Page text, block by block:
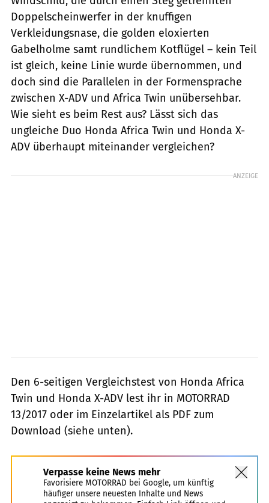
Doppelscheinwerfer in der knuffigen
Verkleidungsnase, die golden eloxierten
Gabelholme samt rundlichem Kotflügel – kein Teil
ist gleich, keine Linie wurde übernommen, und
doch sind die Parallelen in der Formensprache
zwischen X-ADV und Africa Twin unübersehbar.
Wie sieht es beim Rest aus? Lässt sich das
ungleiche Duo Honda Africa Twin und Honda X-
ADV überhaupt miteinander vergleichen?
ANZEIGE
Den 6-seitigen Vergleichstest von Honda Africa
Twin und Honda X-ADV lest ihr in MOTORRAD
13/2017 oder im Einzelartikel als PDF zum
Download (siehe unten).
Verpasse keine News mehr
Favorisiere MOTORRAD bei Google, um künftig
häufiger unsere neuesten Inhalte und News